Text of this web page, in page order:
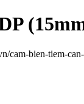
bien-tiem-